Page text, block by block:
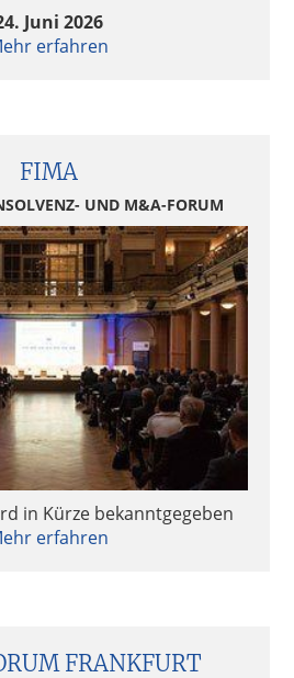
Juni 2026
erfahren
FIMA
UND M&A-FORUM
in Kürze bekanntgegeben
erfahren
FRANKFURT